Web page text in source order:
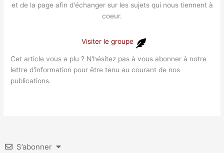
et de la page afin d'échanger sur les sujets qui nous tiennent à
coeur.
Visiter le groupe
Cet article vous a plu ? N'hésitez pas à vous abonner à notre
lettre d'information pour être tenu au courant de nos
publications.
S’abonner